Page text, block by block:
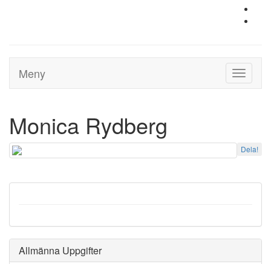
Toggle
Meny
Monica Rydberg
Dela!
Allmänna Uppgifter